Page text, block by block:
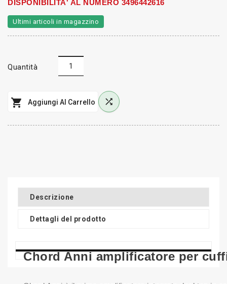
DISPONIBILITA' AL NUMERO 3496442616
Ultimi articoli in magazzino
Quantità
 Aggiungi Al Carrello 
Descrizione
Dettagli del prodotto
Chord Anni amplificatore per